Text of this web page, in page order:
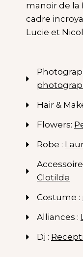
manoir de la
cadre
Lucie et
Hair &
Flowers:
Robe :
Clotilde
Costume :
Alliances :
Dj :